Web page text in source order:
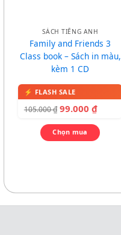
SÁCH TIẾNG ANH
Family and Friends 3
Class book – Sách in màu,
kèm 1 CD
105.000₫ 99.000 ₫
Chọn mua